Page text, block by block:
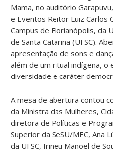
Mama, no auditório
e Eventos Reitor Luiz Carlos
Campus de Florianópolis, da
de Santa Catarina (UFSC).
apresentação de sons e
além de um ritual indígena, o
diversidade e caráter
A mesa de abertura contou
da Ministra das Mulheres,
diretora de Políticas e
Superior da SeSU/MEC, Ana
da UFSC, Irineu Manoel de